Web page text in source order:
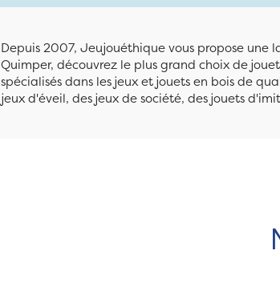
Depuis 2007, Jeujouéthique vous propose une
Quimper, découvrez le plus grand choix de
spécialisés dans les jeux et jouets en bois de
jeux d'éveil, des jeux de société, des jouets